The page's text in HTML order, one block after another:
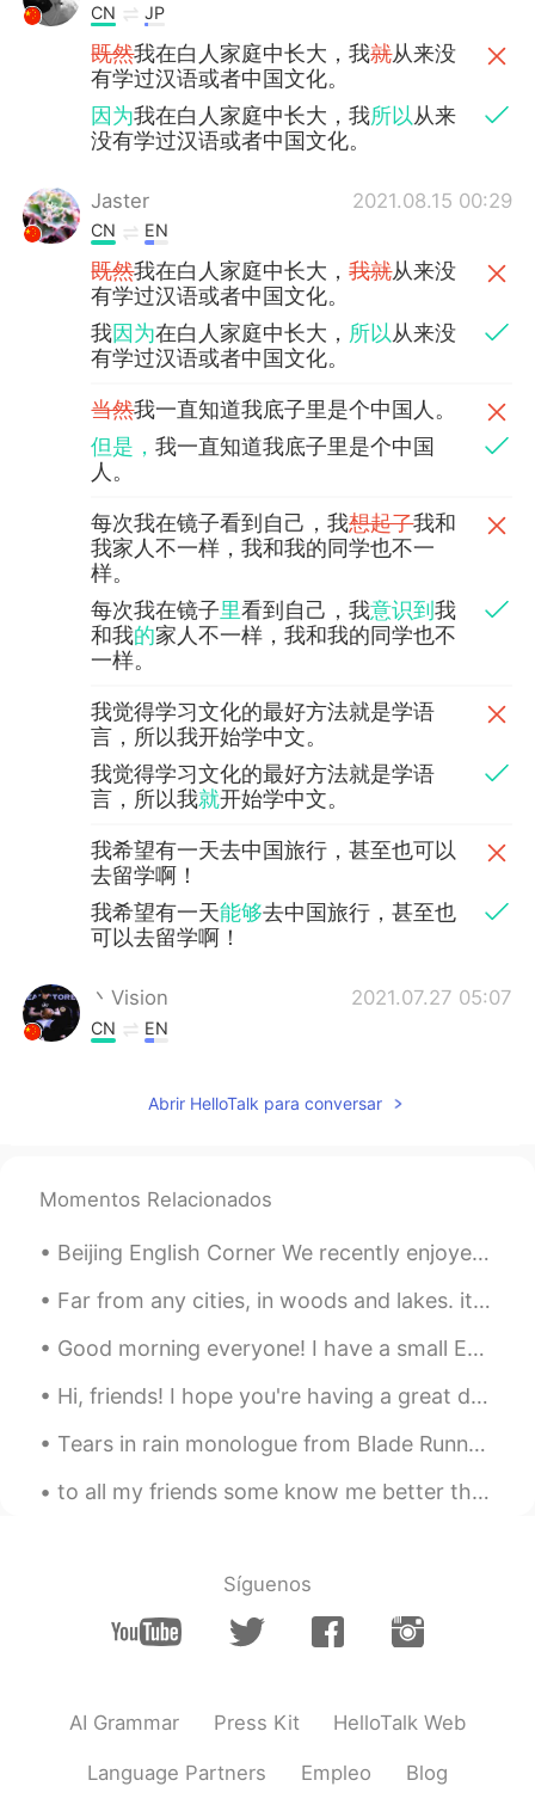
CN JP
既然我在白人家庭中长大，我就从来没
有学过汉语或者中国文化。
因为我在白人家庭中长大，我所以从来
没有学过汉语或者中国文化。
Jaster 2021.08.15 00:29
CN EN
既然我在白人家庭中长大，我就从来没
有学过汉语或者中国文化。
我因为在白人家庭中长大， 所以从来没
有学过汉语或者中国文化。
当然我一直知道我底子里是个中国人。
但是，我一直知道我底子里是个中国
人。
每次我在镜子看到自己，我想起了我和
我家人不一样，我和我的同学也不一
样。
每次我在镜子里看到自己，我意识到我
和我的家人不一样，我和我的同学也不
一样。
我觉得学习文化的最好方法就是学语
言，所以我开始学中文。
我觉得学习文化的最好方法就是学语
言，所以我就开始学中文。
我希望有一天去中国旅行，甚至也可以
去留学啊！
我希望有一天能够去中国旅行，甚至也
可以去留学啊！
丶Visionゞ 2021.07.27 05:07
CN EN
2021.07.08 12:32
既然
我在白人家庭中长大，我就从来没
有学过汉语或者中国文化。
因为我在白人家庭中长大，我就从来没
小Z小Zbiu～biu～biu 2021.04.03 10:25
既然我在白人家庭中长大，我就从来没
有学过汉语或者中
文化。
来没有学过汉语或者中华文化。
当然我一直知道我骨子里是个中国人。
每次我在镜子 看到自己 ，我 想起了我和
每当我照镜子的时候，我 发现我和我家
样。
Abrir HelloTalk para conversar
Momentos Relacionados
Beijing English Corner We recently enjoyed a wonderful English Corner activity in Beijing! Great ...
Far from any cities, in woods and lakes. it is very calm lots fresh air and great views. 田舎でとても落ち...
Good morning everyone! I have a small English tip for you today! When talking about the future ...
Hi, friends! I hope you're having a great day 😁 smile and be happy no matter what happens! Today ...
Tears in rain monologue from Blade Runner Challenge : less than 12 seconds, GO!! “I’ve seen th...
to all my friends some know me better than others but I will be taking a small break from hello t...
Síguenos
AI Grammar Press Kit HelloTalk Web
Language Partners Empleo Blog